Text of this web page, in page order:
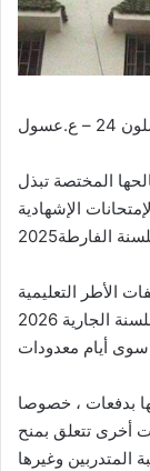
ع.عسول
المختصة تبذل
الإشهادية
الأطر التعليمية
المعنية قبل مواعيد تنظيم الامتحانات الاشهادية للسنة الجارية 2026
بدفعات ، خصوصا
أخرى تتعلق بمنح
المتدربين وغيرها